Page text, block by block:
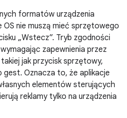
formatów urządzenia
nie muszą mieć sprzętowego
„Wstecz”. Tryb zgodności
zapewnienia przez
jak przycisk sprzętowy,
gest. Oznacza to, że aplikacje
elementów sterujących
reklamy tylko na urządzenia